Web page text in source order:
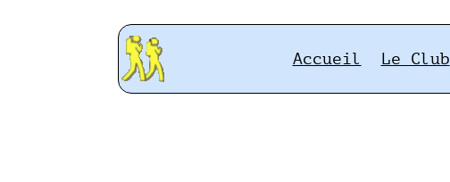
Accueil Le Club